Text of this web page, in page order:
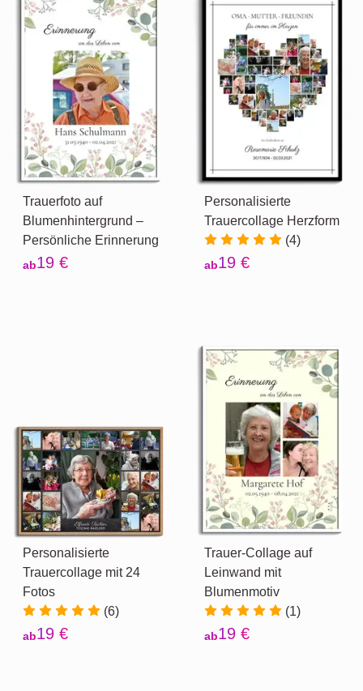
Trauerfoto auf
Blumenhintergrund –
Persönliche Erinnerung
ab19 €
Personalisierte
Trauercollage Herzform
(4)
ab19 €
Personalisierte
Trauercollage mit 24
Fotos
(6)
ab19 €
Trauer-Collage auf
Leinwand mit
Blumenmotiv
(1)
ab19 €